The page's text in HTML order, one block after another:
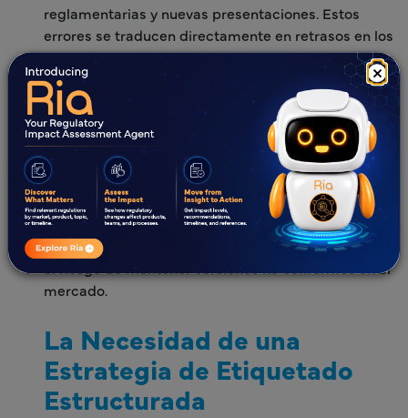
×
reglamentarias y nuevas presentaciones. Estos
errores se traducen directamente en retrasos en los
lanzamientos de productos y pérdidas de ingresos.
Además, los cambios de etiqueta provocados por
actualizaciones reglamentarias globales, como
variaciones de seguridad o indicaciones
actualizadas, deben implementarse localmente de
acuerdo con los procedimientos de gestión de
variaciones, plazos y estructuras de tarifas de cada
país. Sin un proceso estructurado de gestión del
ciclo de vida de las etiquetas, las empresas corren
el riesgo de mantener versiones no conformes en el
mercado.
La Necesidad de una
Estrategia de Etiquetado
Estructurada